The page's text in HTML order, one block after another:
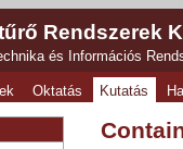
Rendszerek
és Információs
Oktatás Kutatás